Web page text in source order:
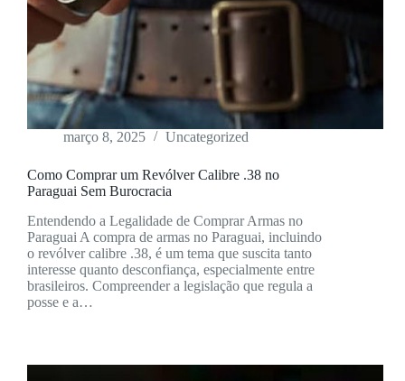
março 8, 2025 Uncategorized
Como Comprar um Revólver Calibre .38 no
Paraguai Sem Burocracia
Entendendo a Legalidade de Comprar Armas no
Paraguai A compra de armas no Paraguai, incluindo
o revólver calibre .38, é um tema que suscita tanto
interesse quanto desconfiança, especialmente entre
brasileiros. Compreender a legislação que regula a
posse e a…